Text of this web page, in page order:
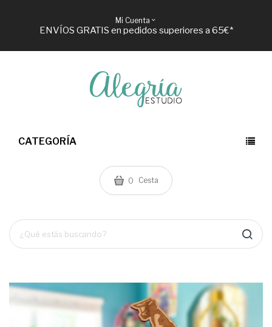
Mi Cuenta
ENVÍOS GRATIS en pedidos superiores a 65€*
CATEGORÍA
Cesta
0